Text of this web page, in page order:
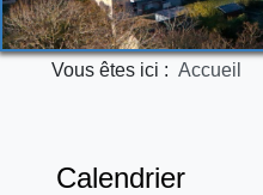
Vous êtes ici : Accueil
Calendrier